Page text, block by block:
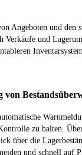
Angeboten und den
Verkäufe und
zu halten.
über die
und schnell auf